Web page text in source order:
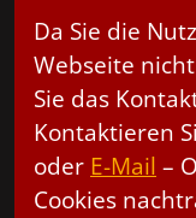
Da Sie die
Webseite
Sie das
Kontaktieren
oder E-Mail –
Cookies